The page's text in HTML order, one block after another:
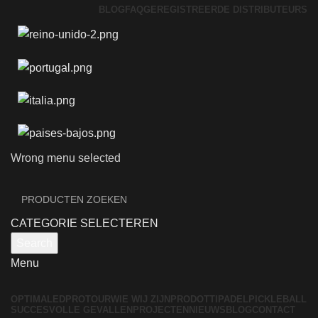
BLOG FAQGEREGISTREERDE DISTRIBUTEURS
Wrong menu selected
CATEGORIE SELECTEREN
Menu
OPTIMALED PROTOUR WIE WIJ ZIJN PRODOTTI PADEL PICKLEBALL
SUCCESVOLLE GEVALLEN PROJECTEN NIEUWS BLOGCONTACT